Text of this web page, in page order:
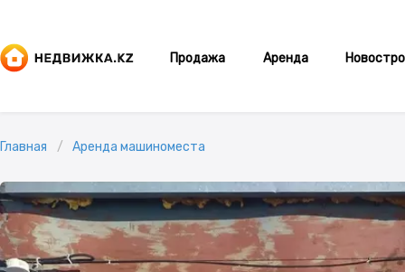
Продажа Аренда
Главная Аренда машиноместа